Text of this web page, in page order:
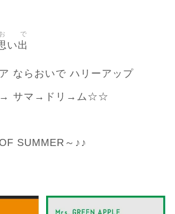
お
い出
で
ならおいで ハリーアップ
→ サマ→ドリ→ム☆☆
SUMMER～♪♪